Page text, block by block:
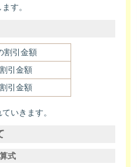
す。
割引金額
引金額
引金額
いきます。
式